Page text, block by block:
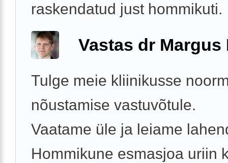
raskendatud just hommikuti.
Vastas dr Margus
Tulge meie kliinikusse
nõustamise vastuvõtule.
Vaatame üle ja leiame
Hommikune esmasjoa uriin